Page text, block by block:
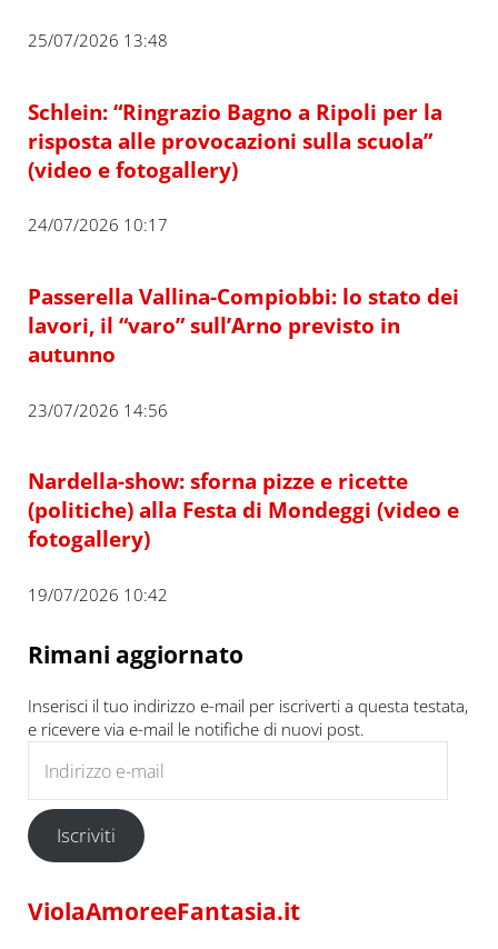
25/07/2026 13:48
Schlein: “Ringrazio Bagno a Ripoli per la
risposta alle provocazioni sulla scuola”
(video e fotogallery)
24/07/2026 10:17
Passerella Vallina-Compiobbi: lo stato dei
lavori, il “varo” sull’Arno previsto in
autunno
23/07/2026 14:56
Nardella-show: sforna pizze e ricette
(politiche) alla Festa di Mondeggi (video e
fotogallery)
19/07/2026 10:42
Rimani aggiornato
Inserisci il tuo indirizzo e-mail per iscriverti a questa testata,
e ricevere via e-mail le notifiche di nuovi post.
Iscriviti
ViolaAmoreeFantasia.it